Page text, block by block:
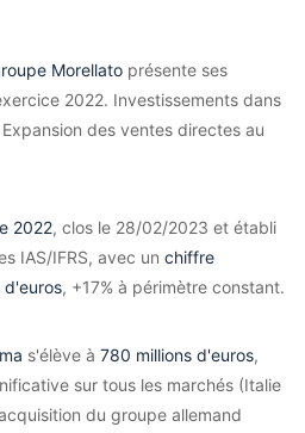
Morellato présente ses
2022. Investissements dans
des ventes directes au
2022, clos le 28/02/2023 et établi
IAS/IFRS, avec un chiffre
d'euros, +17% à périmètre constant.
s'élève à 780 millions d'euros,
sur tous les marchés (Italie
du groupe allemand